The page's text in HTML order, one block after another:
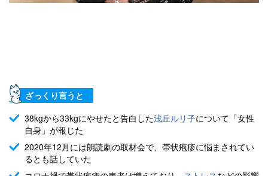
ざっくり言うと
38kgから33kgにやせたと告白した浅丘ルリ子について「女性
自身」が報じた
2020年12月には朗読劇の取材会で、帯状疱疹に悩まされてい
るとも話していた